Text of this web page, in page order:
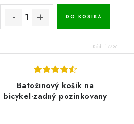
DO KOŠÍKA
Kód: 17736
Batožinový košík na
bicykel-zadný pozinkovany